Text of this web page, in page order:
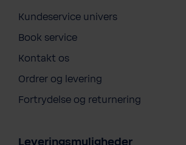
Kundeservice univers
Book service
Kontakt os
Ordrer og levering
Fortrydelse og returnering
Leveringsmuligheder